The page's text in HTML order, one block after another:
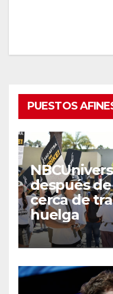
PUESTOS
después
cerca de
huelga